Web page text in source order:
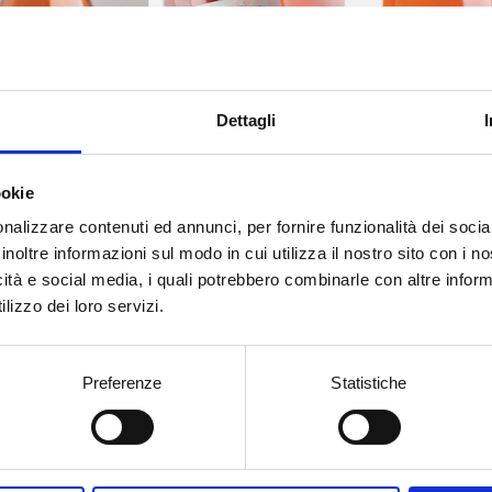
Dettagli
contenuti ed annunci, per fornire funzionalità dei
informazioni sul modo in cui utilizza il nostro sito con i
e social media, i quali potrebbero combinarle con altre
dei loro servizi.
Preferenze Statistiche
rosés very high scores that recognize the
and the territorial identity of our wines.
92 points were assigned to the 2022 Torre
– a wine that was born in the estate of
sea of Brindisi, with a clear olfactory profile and